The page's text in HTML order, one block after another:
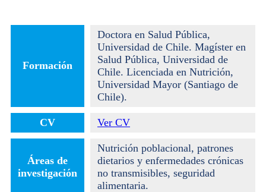
Formación
Doctora en Salud Pública,
Universidad de Chile. Magíster en
Salud Pública, Universidad de
Chile. Licenciada en Nutrición,
Universidad Mayor (Santiago de
Chile).
CV Ver CV
Áreas de
investigación
Nutrición poblacional, patrones
dietarios y enfermedades crónicas
no transmisibles, seguridad
alimentaria.